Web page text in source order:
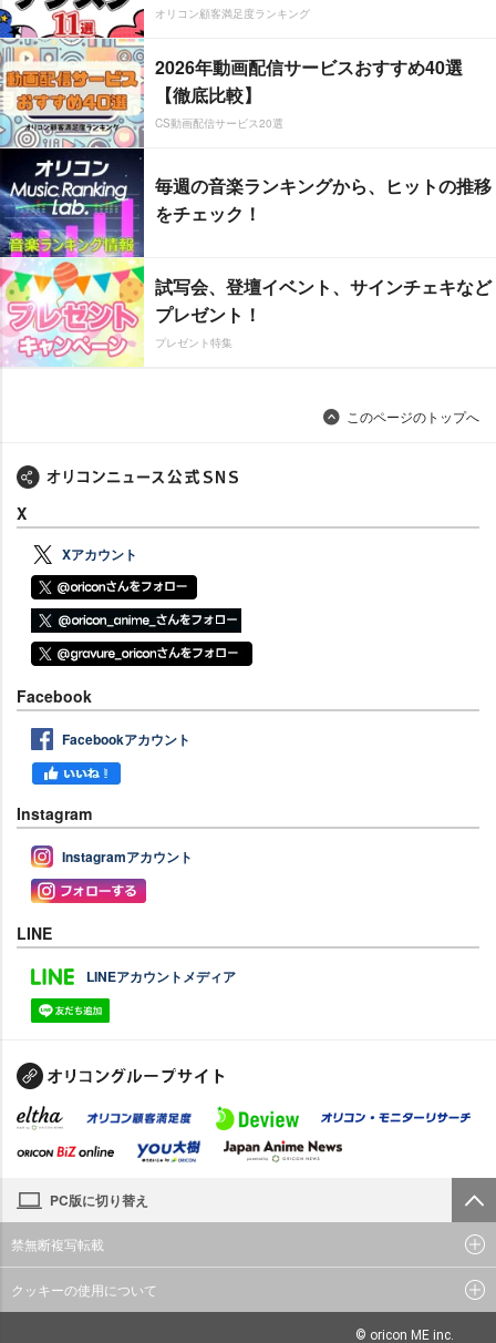
オリコン顧客満足度ランキング
2026年動画配信サービスおすすめ40選
【徹底比較】
CS動画配信サービス20選
毎週の音楽ランキングから、ヒットの推移
をチェック！
試写会、登壇イベント、サインチェキなど
プレゼント！
プレゼント特集
このページのトップへ
X
Xアカウント
Facebook
Facebookアカウント
Instagram
Instagramアカウント
LINE
LINEアカウントメディア
PC版に切り替え
禁無断複写転載
クッキーの使用について
© oricon ME inc.